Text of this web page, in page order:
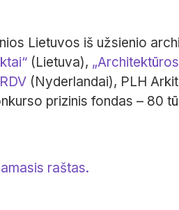
Lietuvos iš užsienio
(Lietuva),
(Nyderlandai), PLH
prizinis fondas – 80
raštas.